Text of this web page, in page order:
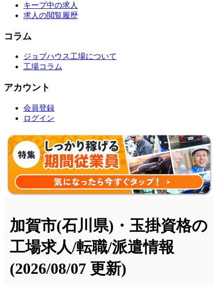
キープ中の求人
求人の閲覧履歴
コラム
ジョブハウス工場について
工場コラム
アカウント
会員登録
ログイン
加賀市(石川県)・玉掛資格の
工場求人/転職/派遣情報
(2026/08/07 更新)